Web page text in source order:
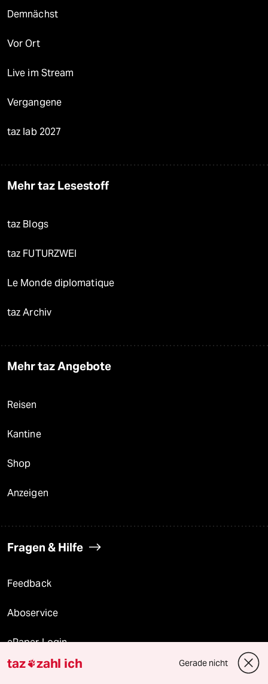
Demnächst
Vor Ort
Live im Stream
Vergangene
taz lab 2027
Mehr taz Lesestoff
taz Blogs
taz FUTURZWEI
Le Monde diplomatique
taz Archiv
Mehr taz Angebote
Reisen
Kantine
Shop
Anzeigen
Fragen & Hilfe
Feedback
Aboservice
ePaper Login
Downloads für Abonnierende
taz zahl ich Gerade nicht